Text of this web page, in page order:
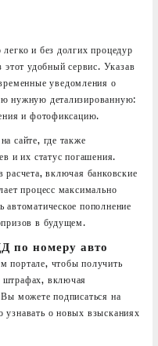
и без долгих процедур
этот удобный сервис. Указав
уведомления о
нужную детализированную:
и фотофиксацию.
сайте, где также
и их статус погашения.
расчета, включая банковские
процесс максимально
пополнение
в будущем.
по номеру авто
чтобы получить
включая
можете подписаться на
о новых взысканиях